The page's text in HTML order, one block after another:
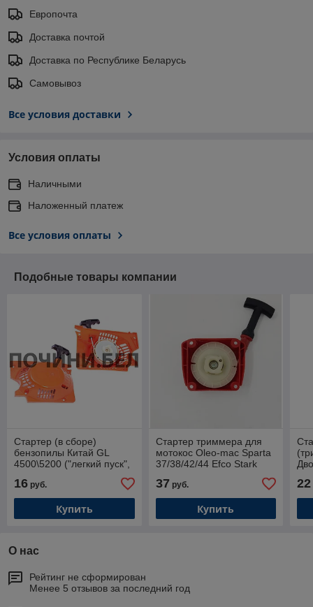
Европочта
Доставка почтой
Доставка по Республике Беларусь
Самовывоз
Все условия доставки
Условия оплаты
Наличными
Наложенный платеж
Все условия оплаты
Подобные товары компании
Стартер (в сборе)
бензопилы Китай GL
4500\5200 ("легкий пуск",
16 руб.
Купить
Стартер триммера для
мотокос Oleo-mac Sparta
37/38/42/44 Efco Stark
37 руб.
Купить
22
О нас
Рейтинг не сформирован
Менее 5 отзывов за последний год